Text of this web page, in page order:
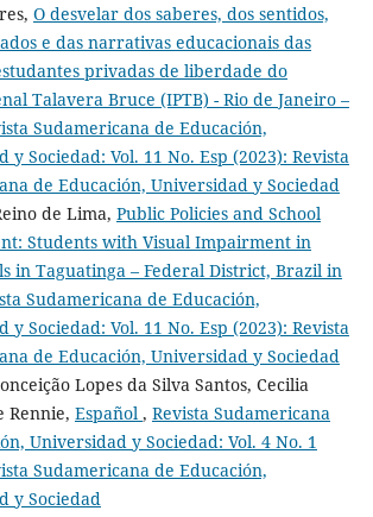
O desvelar dos saberes, dos sentidos,
e das narrativas educacionais das
privadas de liberdade do
Talavera Bruce (IPTB) - Rio de Janeiro –
Sudamericana de Educación,
y Sociedad: Vol. 11 No. Esp (2023): Revista
de Educación, Universidad y Sociedad
de Lima, Public Policies and School
Students with Visual Impairment in
in Taguatinga – Federal District, Brazil in
Sudamericana de Educación,
y Sociedad: Vol. 11 No. Esp (2023): Revista
de Educación, Universidad y Sociedad
Lopes da Silva Santos, Cecilia
Rennie, Español , Revista Sudamericana
Universidad y Sociedad: Vol. 4 No. 1
Sudamericana de Educación,
y Sociedad